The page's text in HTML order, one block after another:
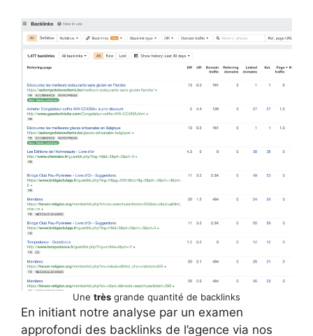
Une très grande quantité de backlinks
En initiant notre analyse par un examen
approfondi des backlinks de l’agence via nos